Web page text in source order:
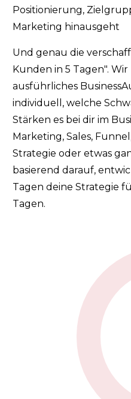
Positionierung,
Marketing hinausgeht
Und genau die
Kunden in 5 Tagen".
ausführliches
individuell, welche
Stärken es bei dir im
Marketing, Sales,
Strategie oder etwas
basierend darauf,
Tagen deine Strategie
Tagen.